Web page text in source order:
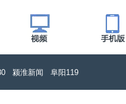
颍淮新闻 阜阳119